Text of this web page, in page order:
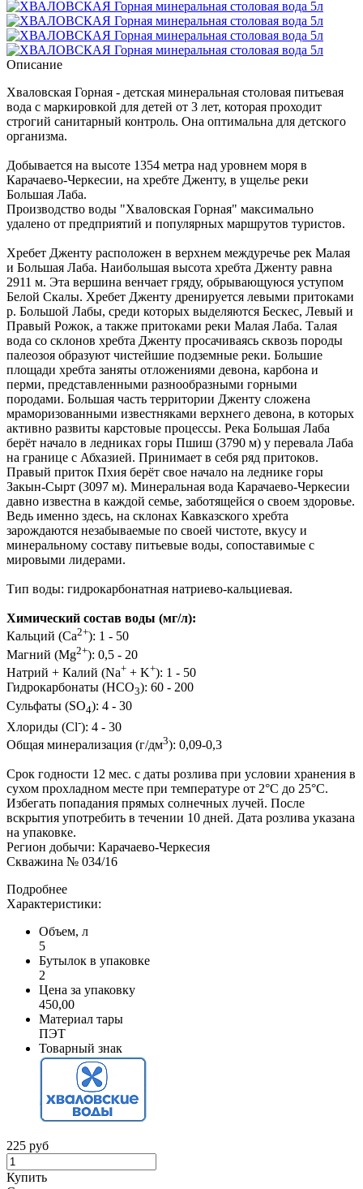
Описание
Хваловская Горная - детская минеральная столовая питьевая
вода с маркировкой для детей от 3 лет, которая проходит
строгий санитарный контроль. Она оптимальна для детского
организма.
Добывается на высоте 1354 метра над уровнем моря в
Карачаево-Черкесии, на хребте Дженту, в ущелье реки
Большая Лаба.
Производство воды "Хваловская Горная" максимально
удалено от предприятий и популярных маршрутов туристов.
Хребет Дженту расположен в верхнем междуречье рек Малая
и Большая Лаба. Наибольшая высота хребта Дженту равна
2911 м. Эта вершина венчает гряду, обрывающуюся уступом
Белой Скалы. Хребет Дженту дренируется левыми притоками
р. Большой Лабы, среди которых выделяются Бескес, Левый и
Правый Рожок, а также притоками реки Малая Лаба. Талая
вода со склонов хребта Дженту просачиваясь сквозь породы
палеозоя образуют чистейшие подземные реки. Большие
площади хребта заняты отложениями девона, карбона и
перми, представленными разнообразными горными
породами. Большая часть территории Дженту сложена
мраморизованными известняками верхнего девона, в которых
активно развиты карстовые процессы. Река Большая Лаба
берёт начало в ледниках горы Пшиш (3790 м) у перевала Лаба
на границе c Абхазией. Принимает в себя ряд притоков.
Правый приток Пхия берёт свое начало на леднике горы
Закын-Сырт (3097 м). Минеральная вода Карачаево-Черкесии
давно известна в каждой семье, заботящейся о своем здоровье.
Ведь именно здесь, на склонах Кавказского хребта
зарождаются незабываемые по своей чистоте, вкусу и
минеральному составу питьевые воды, сопоставимые с
мировыми лидерами.
Тип воды: гидрокарбонатная натриево-кальциевая.
Химический состав воды (мг/л):
Кальций (Ca2+): 1 - 50
Магний (Mg2+): 0,5 - 20
Натрий + Калий (Na+ + K+): 1 - 50
Гидрокарбонаты (HCO3): 60 - 200
Сульфаты (SO4): 4 - 30
Хлориды (Cl-): 4 - 30
Общая минерализация (г/дм3): 0,09-0,3
Срок годности 12 мес. с даты розлива при условии хранения в
сухом прохладном месте при температуре от 2°C до 25°C.
Избегать попадания прямых солнечных лучей. После
вскрытия употребить в течении 10 дней. Дата розлива указана
на упаковке.
Регион добычи: Карачаево-Черкесия
Скважина № 034/16
Подробнее
Характеристики:
Объем, л
5
Бутылок в упаковке
2
Цена за упаковку
450,00
Материал тары
ПЭТ
Товарный знак
225 руб
Купить